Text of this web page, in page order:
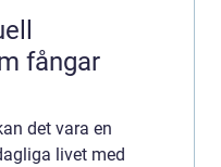
fångar
det vara en
livet med